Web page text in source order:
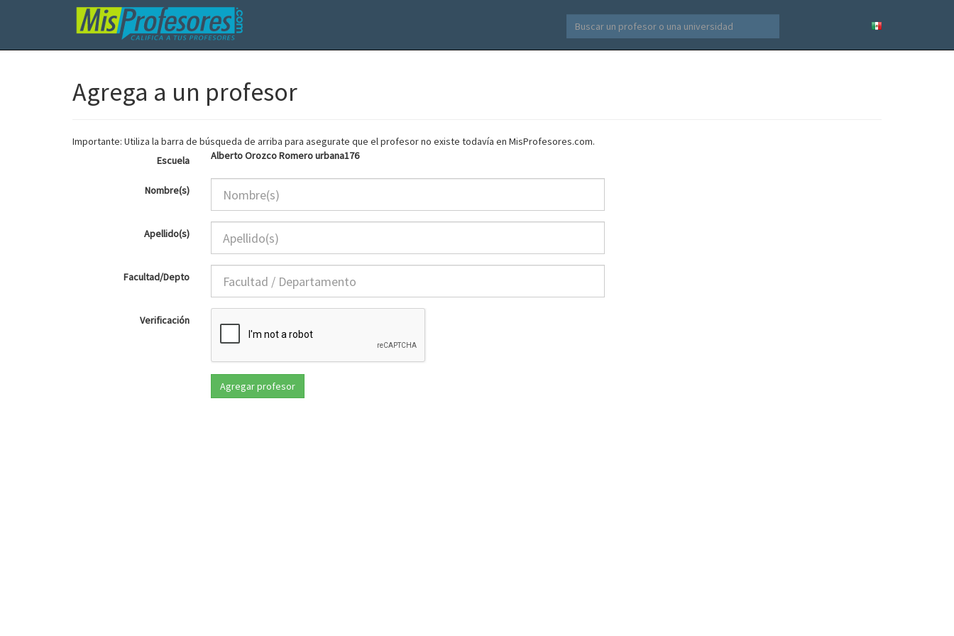
Agrega a un profesor
Importante: Utiliza la barra de búsqueda de arriba para asegurate que el profesor no existe todavía en MisProfesores.com.
Escuela
Alberto Orozco Romero urbana176
Nombre(s)
Apellido(s)
Facultad/Depto
Verificación